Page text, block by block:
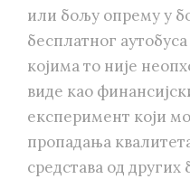
или бољу опрему у
бесплатног
којима то није
виде као
експеримент који
пропадања
средстава од других